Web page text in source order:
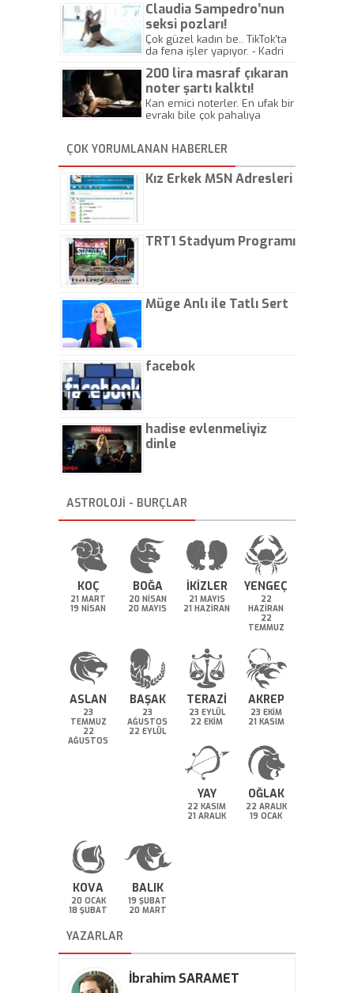
Claudia Sampedro’nun
seksi pozları!
Çok güzel kadın be.. TikTok'ta
da fena işler yapıyor. - Kadri
200 lira masraf çıkaran
noter şartı kalktı!
Kan emici noterler. En ufak bir
evrakı bile çok pahalıya
kaptırıyorsunuz. - Kayhan
Gezenti
ÇOK YORUMLANAN HABERLER
Kız Erkek MSN Adresleri
TRT1 Stadyum Programı
Müge Anlı ile Tatlı Sert
facebok
hadise evlenmeliyiz
dinle
ASTROLOJİ - BURÇLAR
KOÇ
21 MART
19 NİSAN
BOĞA
20 NİSAN
20 MAYIS
İKİZLER
21 MAYIS
21 HAZİRAN
YENGEÇ
22
HAZİRAN
22
TEMMUZ
ASLAN
23
TEMMUZ
22
AĞUSTOS
BAŞAK
23
AĞUSTOS
22 EYLÜL
TERAZİ
23 EYLÜL
22 EKİM
AKREP
23 EKİM
21 KASIM
YAY
22 KASIM
21 ARALIK
OĞLAK
22 ARALIK
19 OCAK
KOVA
20 OCAK
18 ŞUBAT
BALIK
19 ŞUBAT
20 MART
YAZARLAR
İbrahim SARAMET